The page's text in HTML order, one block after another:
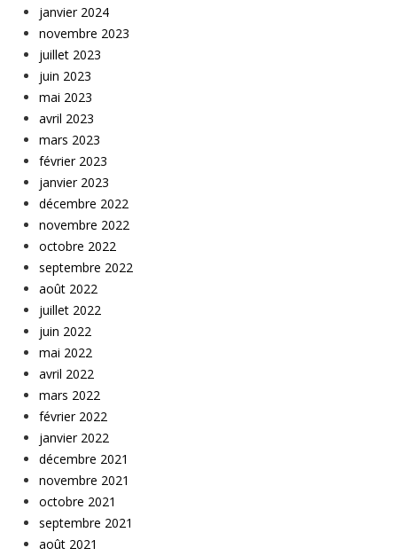
janvier 2024
novembre 2023
juillet 2023
juin 2023
mai 2023
avril 2023
mars 2023
février 2023
janvier 2023
décembre 2022
novembre 2022
octobre 2022
septembre 2022
août 2022
juillet 2022
juin 2022
mai 2022
avril 2022
mars 2022
février 2022
janvier 2022
décembre 2021
novembre 2021
octobre 2021
septembre 2021
août 2021